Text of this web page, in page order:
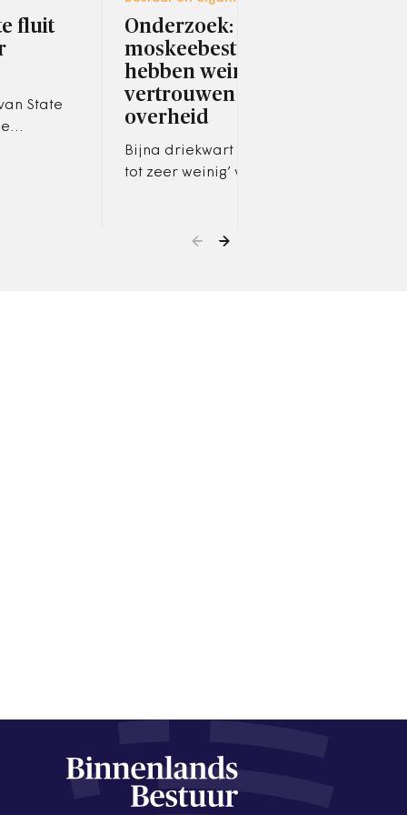
fluit
State
Onderzoek:
moskeebesturen
hebben weinig
vertrouwen in de
overheid
Bijna driekwart zegt ‘weinig
tot zeer weinig’ vertrouwen